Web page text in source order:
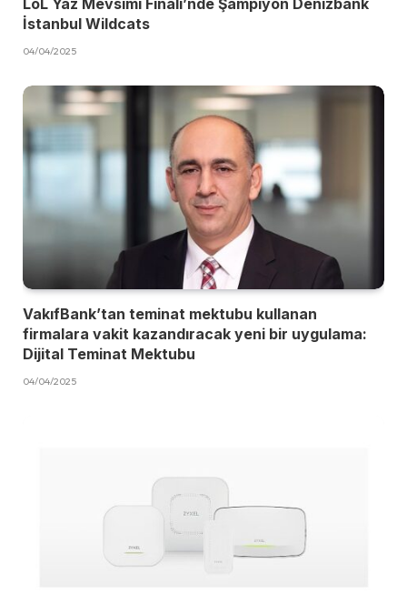
İstanbul Wildcats
04/04/2025
VakıfBank’tan teminat mektubu kullanan
firmalara vakit kazandıracak yeni bir uygulama:
Dijital Teminat Mektubu
04/04/2025